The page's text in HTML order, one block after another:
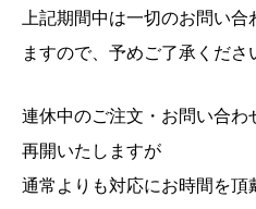
上記期間中は一切のお問い
ますので、予めご了承くださ
連休中のご注文・お問い合わ
再開いたしますが
通常よりも対応にお時間を頂